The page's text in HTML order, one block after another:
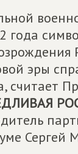
года
эры
считает
Сергей